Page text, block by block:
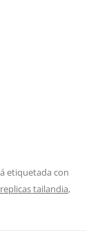
etiquetada con
tailandia,